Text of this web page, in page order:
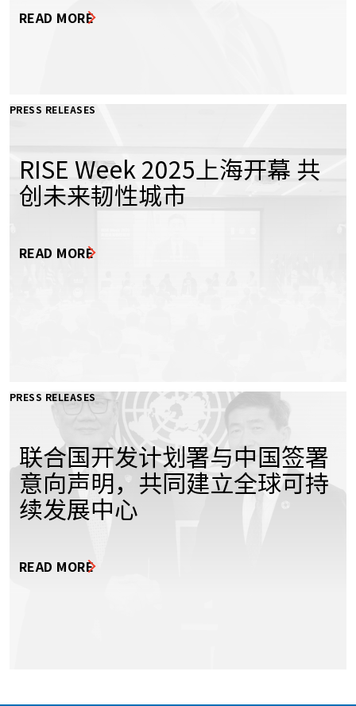
READ MORE
PRESS RELEASES
RISE Week 2025上海开幕 共
创未来韧性城市
READ MORE
PRESS RELEASES
联合国开发计划署与中国签署
意向声明，共同建立全球可持
续发展中心
READ MORE